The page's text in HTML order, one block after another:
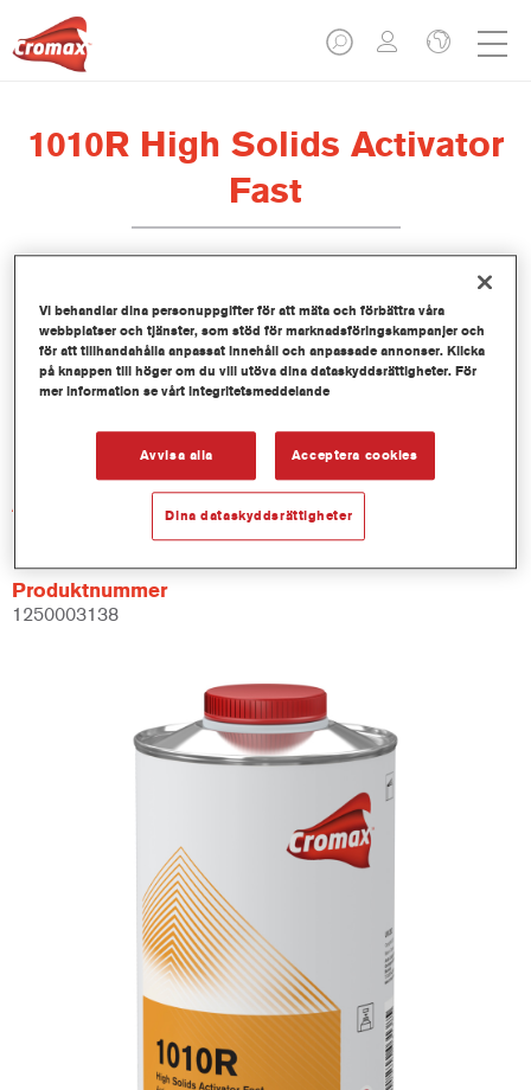
1010R High Solids Activator
Fast
Produktfunktioner
Artikelnummer
Produktnummer
1250003138
Vi behandlar dina personuppgifter för att mäta och förbättra våra
webbplatser och tjänster, som stöd för marknadsföringskampanjer och
för att tillhandahålla anpassat innehåll och anpassade annonser. Klicka
på knappen till höger om du vill utöva dina dataskyddsrättigheter. För
mer information se vårt integritetsmeddelande
Avvisa alla Acceptera cookies
Dina dataskyddsrättigheter